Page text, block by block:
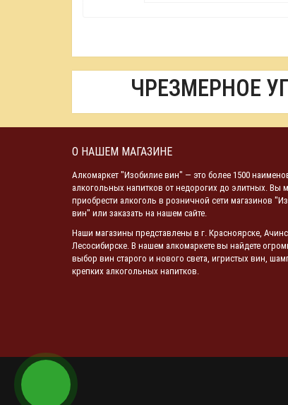
ЧРЕЗМЕРНОЕ
О НАШЕМ МАГАЗИНЕ
Алкомаркет "Изобилие вин" — это более 1500
алкогольных напитков от недорогих до элитных. Вы
приобрести алкоголь в розничной сети магазинов
вин" или заказать на нашем сайте.
Наши магазины представлены в г. Красноярске,
Лесосибирске. В нашем алкомаркете вы найдете
выбор вин старого и нового света, игристых вин,
крепких алкогольных напитков.